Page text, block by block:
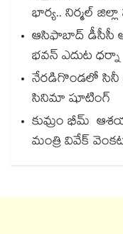
భార్య.. నిర్మల్
ఆసిఫాబాద్ డీసీసీ
భవన్ ఎదుట ధర్నా
నేరడిగొండలో సినీ
సినిమా షూటింగ్
కుమ్రం భీమ్‌
మంత్రి వివేక్‌